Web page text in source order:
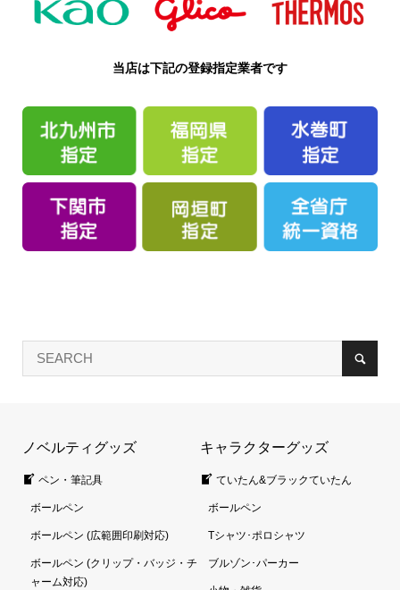
当店は下記の登録指定業者です
ノベルティグッズ
ペン・筆記具
ボールペン
ボールペン (広範囲印刷対応)
ボールペン (クリップ・バッジ・チ
ャーム対応)
キャラクターグッズ
ていたん&ブラックていたん
ボールペン
Tシャツ･ポロシャツ
ブルゾン･パーカー